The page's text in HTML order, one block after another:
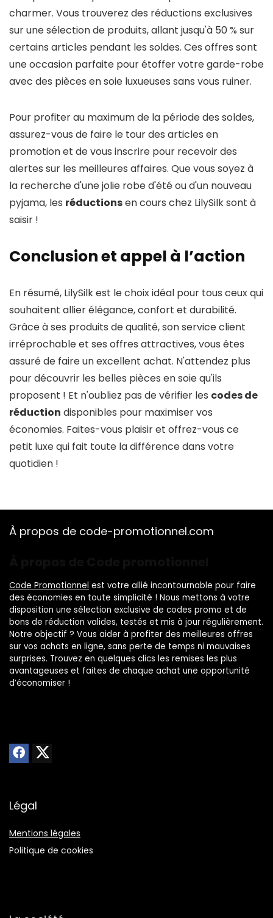
charmer. Vous trouverez des réductions exclusives
sur une sélection de produits, allant jusqu'à 50 % sur
certains articles pendant les soldes. Ces offres sont
une occasion parfaite pour étoffer votre garde-robe
avec des pièces en soie luxueuses sans vous ruiner.
Pour profiter au maximum de la période des soldes,
assurez-vous de faire le tour des articles en
promotion et de vous inscrire pour recevoir des
alertes sur les meilleures affaires. Que vous soyez à
la recherche d'une jolie robe d'été ou d'un nouveau
pyjama, les réductionsen cours chez LilySilk sont à
saisir !
Conclusion et appel à l’action
En résumé, LilySilk est le choix idéal pour tous ceux qui
souhaitent allier élégance, confort et durabilité.
Grâce à ses produits de qualité, son service client
irréprochable et ses offres attractives, vous êtes
assuré de faire un excellent achat. N'attendez plus
pour découvrir les belles pièces en soie qu'ils
proposent ! Et n'oubliez pas de vérifier les codes de
réduction disponibles pour maximiser vos
économies. Faites-vous plaisir et offrez-vous ce
petit luxe qui fait toute la différence dans votre
quotidien !
À propos de code-promotionnel.com
Code Promotionnel est votre allié incontournable pour faire
des économies en toute simplicité ! Nous mettons à votre
disposition une sélection exclusive de codes promo et de
bons de réduction valides, testés et mis à jour régulièrement.
Notre objectif ? Vous aider à profiter des meilleures offres
sur vos achats en ligne, sans perte de temps ni mauvaises
surprises. Trouvez en quelques clics les remises les plus
avantageuses et faites de chaque achat une opportunité
d’économiser !
Légal
Mentions légales
Politique de cookies